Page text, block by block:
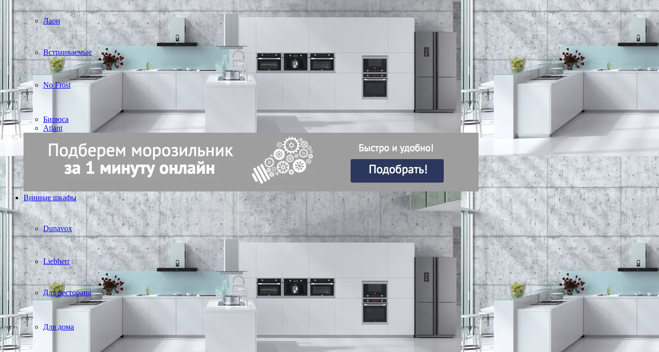
Лари
Встраиваемые
No Frost
Бирюса
Atlant
Винные шкафы
Dunavox
Liebherr
Для ресторана
Для дома